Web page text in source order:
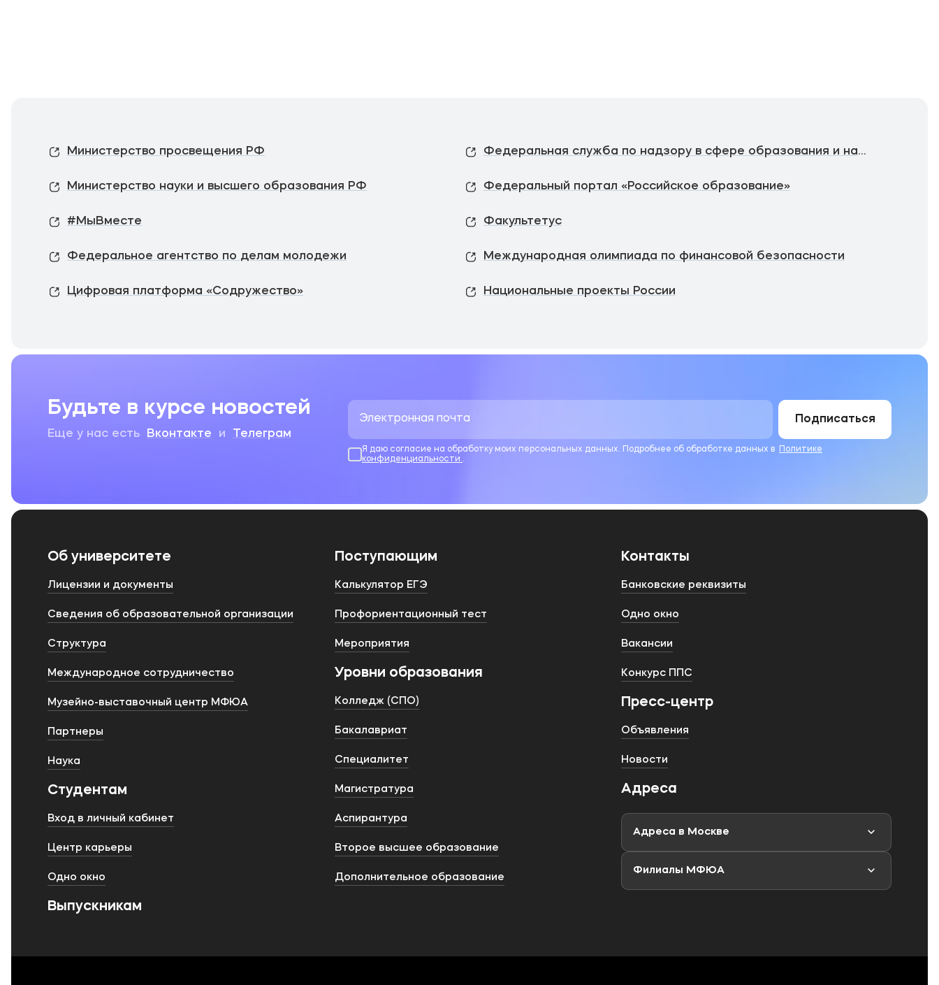
Министерство просвещения РФ Федеральная служба по надзору в сфере образования и науки
Министерство науки и высшего образования РФ Федеральный портал «Российское образование»
#МыВместе Факультетус
Федеральное агентство по делам молодежи Международная олимпиада по финансовой безопасности
Цифровая платформа «Содружество» Национальные проекты России
Будьте в курсе новостей
Еще у нас есть Вконтакте и Телеграм
Подписаться
Я даю согласие на обработку моих персональных данных. Подробнее об обработке данных в
Политике
конфиденциальности .
Об университете
Лицензии и документы
Сведения об образовательной организации
Структура
Международное сотрудничество
Музейно-выставочный центр МФЮА
Партнеры
Наука
Студентам
Вход в личный кабинет
Центр карьеры
Одно окно
Выпускникам
Поступающим
Калькулятор ЕГЭ
Профориентационный тест
Мероприятия
Уровни образования
Колледж (СПО)
Бакалавриат
Специалитет
Магистратура
Аспирантура
Второе высшее образование
Дополнительное образование
Контакты
Банковские реквизиты
Одно окно
Вакансии
Конкурс ППС
Пресс-центр
Объявления
Новости
Адреса
Адреса в Москве
Филиалы МФЮА